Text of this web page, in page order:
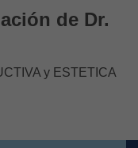
de Dr.
y ESTETICA